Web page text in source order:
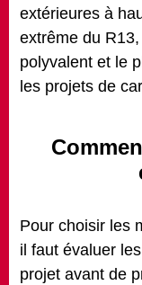
extérieures à
extrême du
polyvalent et le
les projets de
Pour choisir les
il faut évaluer
projet avant de